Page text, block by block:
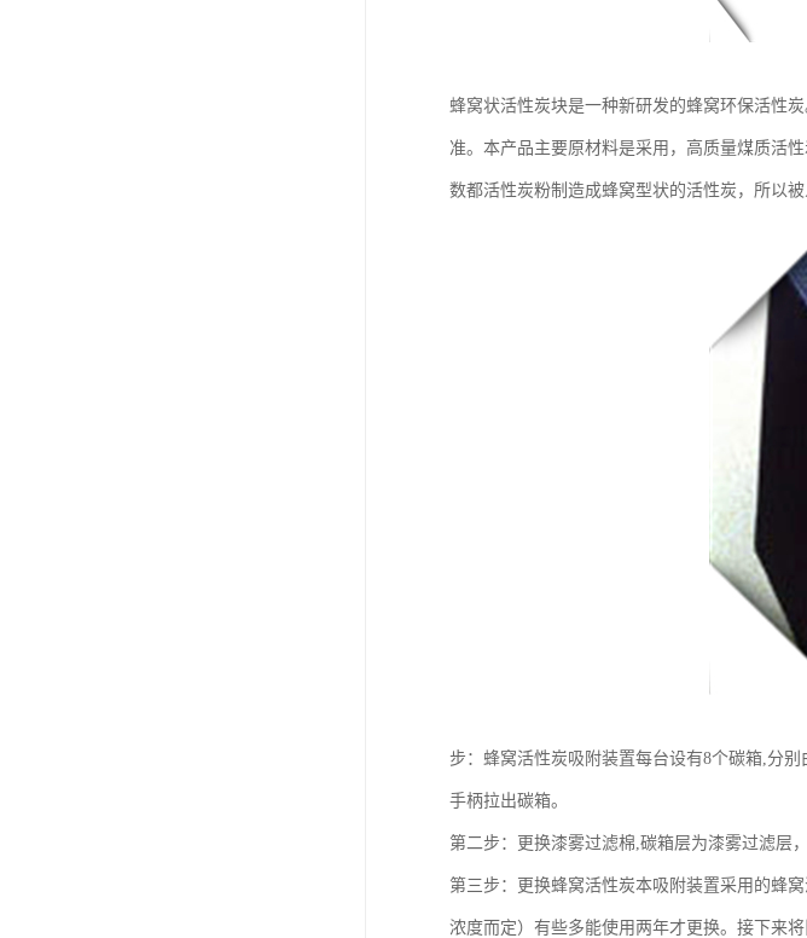
蜂窝状活性炭块是一种新研发的蜂窝环保活性
准。本产品主要原材料是采用，高质量煤质活
数都活性炭粉制造成蜂窝型状的活性炭，所以被
步：蜂窝活性炭吸附装置每台设有8个碳箱,分
手柄拉出碳箱。
第二步：更换漆雾过滤棉,碳箱层为漆雾过滤层
第三步：更换蜂窝活性炭本吸附装置采用的蜂
浓度而定）有些多能使用两年才更换。接下来